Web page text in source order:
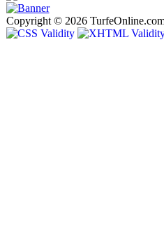
Copyright © 2026